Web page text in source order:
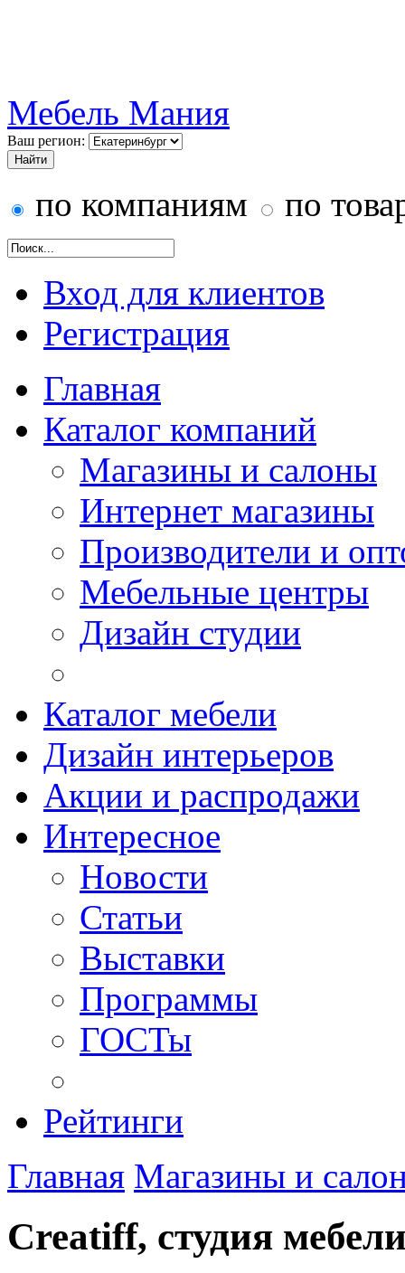
Мебель Мания
Ваш регион:
по компаниям по
Вход для клиентов
Регистрация
Главная
Каталог компаний
Магазины и салоны
Интернет магазины
Производители и
Мебельные центры
Дизайн студии
Каталог мебели
Дизайн интерьеров
Акции и распродажи
Интересное
Новости
Статьи
Выставки
Программы
ГОСТы
Рейтинги
Главная Магазины и
Creatiff, студия